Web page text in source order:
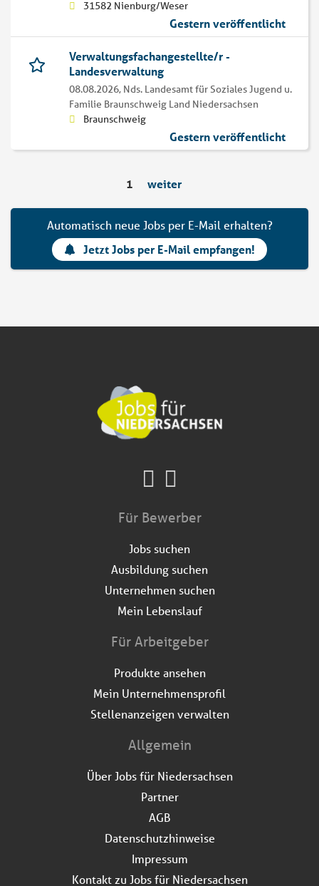
31582 Nienburg/Weser
Gestern veröffentlicht
Verwaltungsfachangestellte/r -
Landesverwaltung
08.08.2026, Nds. Landesamt für Soziales Jugend u.
Familie Braunschweig Land Niedersachsen
Braunschweig
Gestern veröffentlicht
1 weiter
Automatisch neue Jobs per E-Mail erhalten?
Jetzt Jobs per E-Mail empfangen!
Für Bewerber
Jobs suchen
Ausbildung suchen
Unternehmen suchen
Mein Lebenslauf
Für Arbeitgeber
Produkte ansehen
Mein Unternehmensprofil
Stellenanzeigen verwalten
Allgemein
Über Jobs für Niedersachsen
Partner
AGB
Datenschutzhinweise
Impressum
Kontakt zu Jobs für Niedersachsen